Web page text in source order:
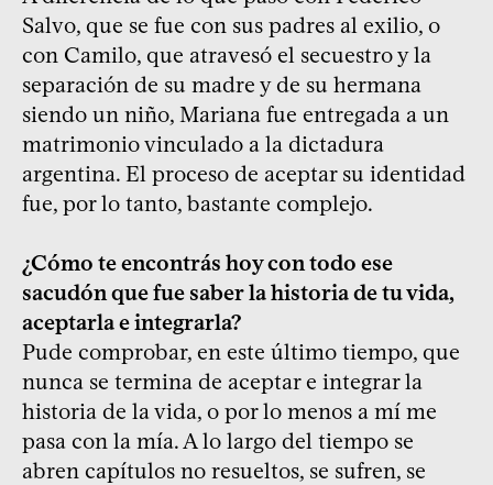
Salvo, que se fue con sus padres al exilio, o
con Camilo, que atravesó el secuestro y la
separación de su madre y de su hermana
siendo un niño, Mariana fue entregada a un
matrimonio vinculado a la dictadura
argentina. El proceso de aceptar su identidad
fue, por lo tanto, bastante complejo.
¿Cómo te encontrás hoy con todo ese
sacudón que fue saber la historia de tu vida,
aceptarla e integrarla?
Pude comprobar, en este último tiempo, que
nunca se termina de aceptar e integrar la
historia de la vida, o por lo menos a mí me
pasa con la mía. A lo largo del tiempo se
abren capítulos no resueltos, se sufren, se